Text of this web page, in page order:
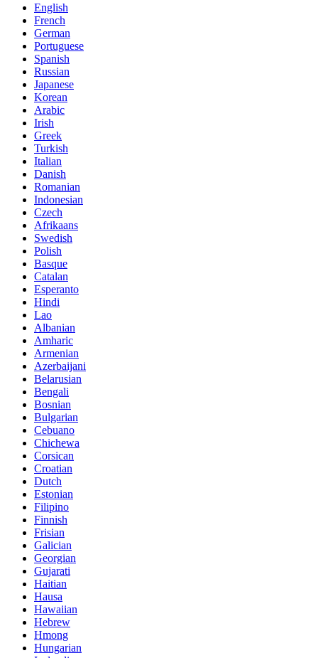
English
French
German
Portuguese
Spanish
Russian
Japanese
Korean
Arabic
Irish
Greek
Turkish
Italian
Danish
Romanian
Indonesian
Czech
Afrikaans
Swedish
Polish
Basque
Catalan
Esperanto
Hindi
Lao
Albanian
Amharic
Armenian
Azerbaijani
Belarusian
Bengali
Bosnian
Bulgarian
Cebuano
Chichewa
Corsican
Croatian
Dutch
Estonian
Filipino
Finnish
Frisian
Galician
Georgian
Gujarati
Haitian
Hausa
Hawaiian
Hebrew
Hmong
Hungarian